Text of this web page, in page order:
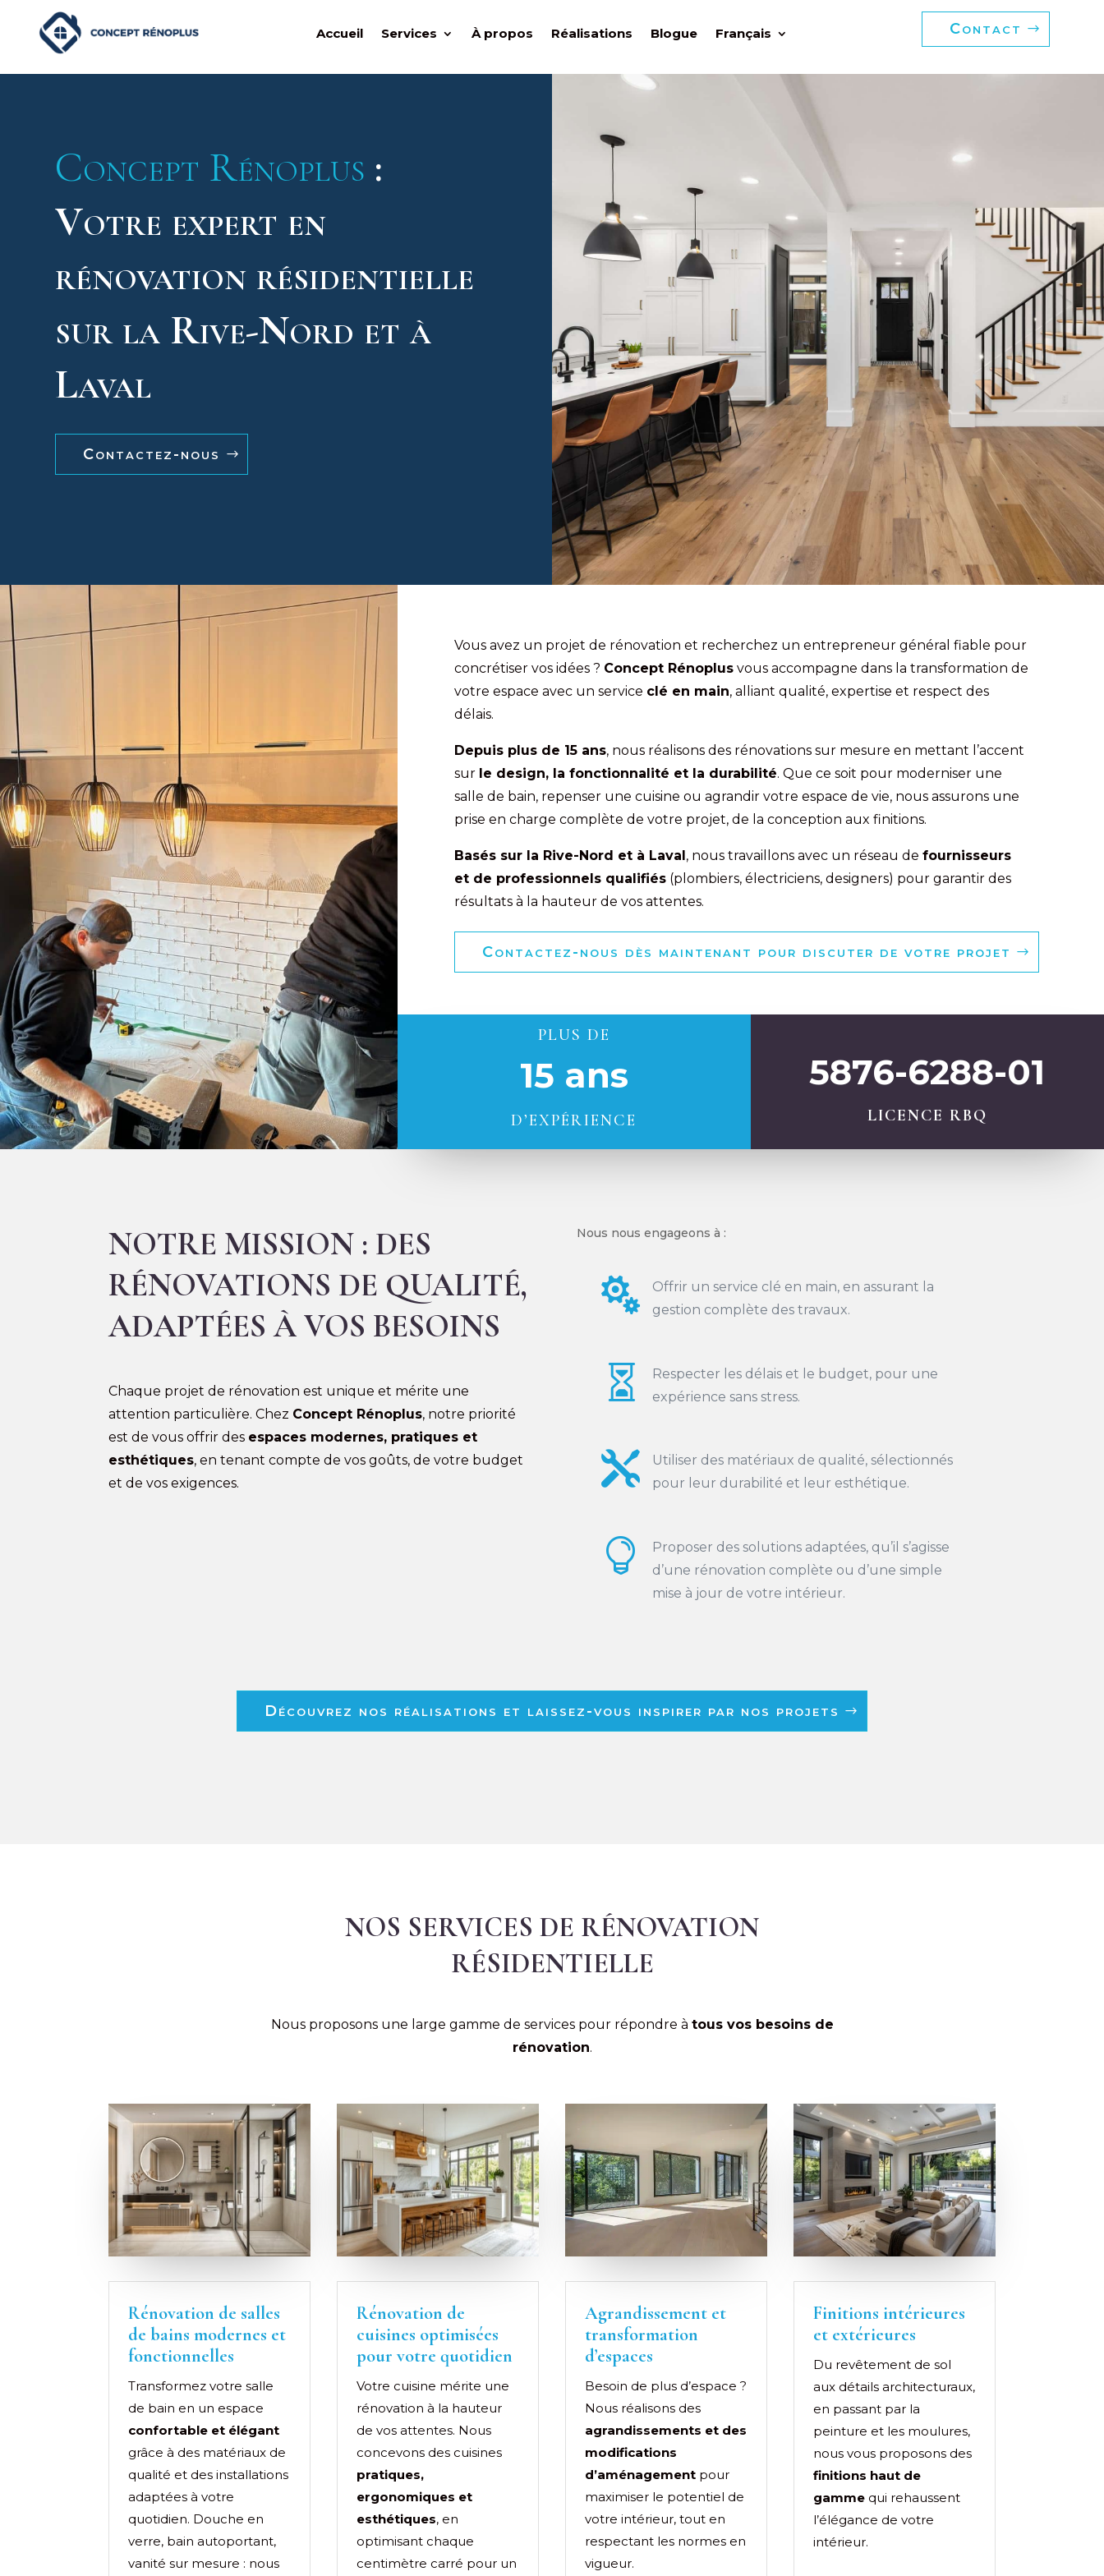
Accueil Services À propos Réalisations Blogue Français Contact
Concept Rénoplus :
Votre expert en
rénovation résidentielle
sur la Rive-Nord et à
Laval
Contactez-nous
Vous avez un projet de rénovation et recherchez un entrepreneur général fiable pour
concrétiser vos idées ? Concept Rénoplusvous accompagne dans la transformation de
votre espace avec un service clé en main, alliant qualité, expertise et respect des
délais.
Depuis plus de 15 ans, nous réalisons des rénovations sur mesure en mettant l’accent
sur le design, la fonctionnalité et la durabilité. Que ce soit pour moderniser une
salle de bain, repenser une cuisine ou agrandir votre espace de vie, nous assurons une
prise en charge complète de votre projet, de la conception aux finitions.
Basés sur la Rive-Nord et à Laval , nous travaillons avec un réseau de fournisseurs
et de professionnels qualifiés(plombiers, électriciens, designers) pour garantir des
résultats à la hauteur de vos attentes.
Contactez-nous dès maintenant pour discuter de votre projet
PLUS DE
15 ans
D’EXPÉRIENCE
5876-6288-01
LICENCE RBQ
NOTRE MISSION : DES
RÉNOVATIONS DE QUALITÉ,
ADAPTÉES À VOS BESOINS
Chaque projet de rénovation est unique et mérite une
attention particulière. Chez Concept Rénoplus, notre priorité
est de vous offrir des espaces modernes, pratiques et
esthétiques, en tenant compte de vos goûts, de votre budget
et de vos exigences.
Nous nous engageons à :

Offrir un service clé en main, en assurant la
gestion complète des travaux.

Respecter les délais et le budget, pour une
expérience sans stress.

Utiliser des matériaux de qualité, sélectionnés
pour leur durabilité et leur esthétique.

Proposer des solutions adaptées, qu’il s’agisse
d’une rénovation complète ou d’une simple
mise à jour de votre intérieur.
Découvrez nos réalisations et laissez-vous inspirer par nos projets
NOS SERVICES DE RÉNOVATION
RÉSIDENTIELLE
Nous proposons une large gamme de services pour répondre à tous vos besoins de
rénovation.
Rénovation de salles
de bains modernes et
fonctionnelles
Transformez votre salle
de bain en un espace
confortable et élégant
grâce à des matériaux de
qualité et des installations
adaptées à votre
quotidien. Douche en
verre, bain autoportant,
vanité sur mesure : nous
Rénovation de
cuisines optimisées
pour votre quotidien
Votre cuisine mérite une
rénovation à la hauteur
de vos attentes. Nous
concevons des cuisines
pratiques,
ergonomiques et
esthétiques, en
optimisant chaque
centimètre carré pour un
Agrandissement et
transformation
d’espaces
Besoin de plus d’espace ?
Nous réalisons des
agrandissements et des
modifications
d’aménagement pour
maximiser le potentiel de
votre intérieur, tout en
respectant les normes en
vigueur.
Finitions intérieures
et extérieures
Du revêtement de sol
aux détails architecturaux,
en passant par la
peinture et les moulures,
nous vous proposons des
finitions haut de
gamme qui rehaussent
l’élégance de votre
intérieur.